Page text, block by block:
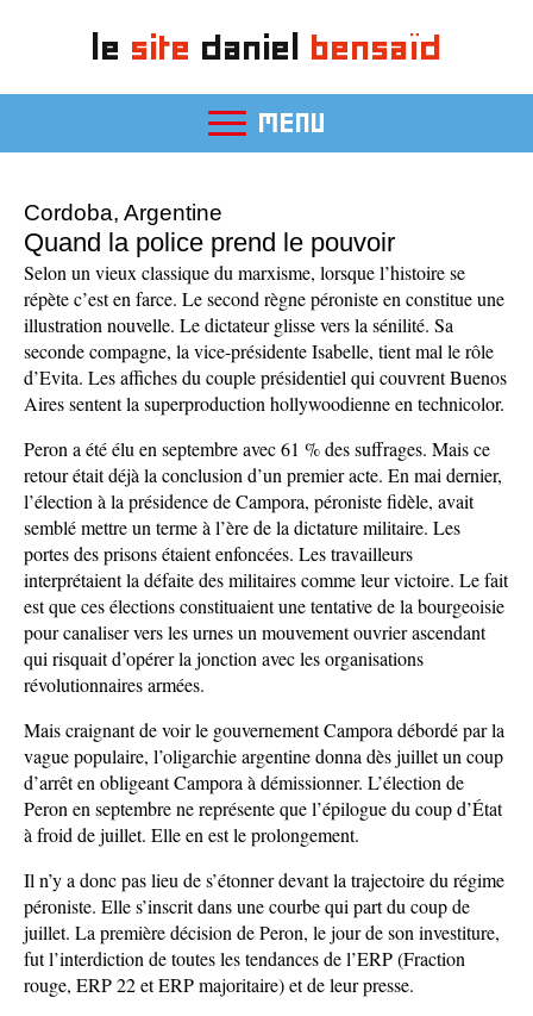
le site daniel bensaïd
MENU
Cordoba, Argentine
Quand la police prend le pouvoir
Selon un vieux classique du marxisme, lorsque l’histoire se
répète c’est en farce. Le second règne péroniste en constitue une
illustration nouvelle. Le dictateur glisse vers la sénilité. Sa
seconde compagne, la vice-présidente Isabelle, tient mal le rôle
d’Evita. Les affiches du couple présidentiel qui couvrent Buenos
Aires sentent la superproduction hollywoodienne en technicolor.
Peron a été élu en septembre avec 61 % des suffrages. Mais ce
retour était déjà la conclusion d’un premier acte. En mai dernier,
l’élection à la présidence de Campora, péroniste fidèle, avait
semblé mettre un terme à l’ère de la dictature militaire. Les
portes des prisons étaient enfoncées. Les travailleurs
interprétaient la défaite des militaires comme leur victoire. Le fait
est que ces élections constituaient une tentative de la bourgeoisie
pour canaliser vers les urnes un mouvement ouvrier ascendant
qui risquait d’opérer la jonction avec les organisations
révolutionnaires armées.
Mais craignant de voir le gouvernement Campora débordé par la
vague populaire, l’oligarchie argentine donna dès juillet un coup
d’arrêt en obligeant Campora à démissionner. L’élection de
Peron en septembre ne représente que l’épilogue du coup d’État
à froid de juillet. Elle en est le prolongement.
Il n’y a donc pas lieu de s’étonner devant la trajectoire du régime
péroniste. Elle s’inscrit dans une courbe qui part du coup de
juillet. La première décision de Peron, le jour de son investiture,
fut l’interdiction de toutes les tendances de l’ERP (Fraction
rouge, ERP 22 et ERP majoritaire) et de leur presse.